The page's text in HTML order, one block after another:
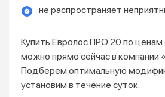
не распространяет
Купить Евролос ПРО 20 по
можно прямо сейчас в компании
Подберем оптимальную
установим в течение суток.